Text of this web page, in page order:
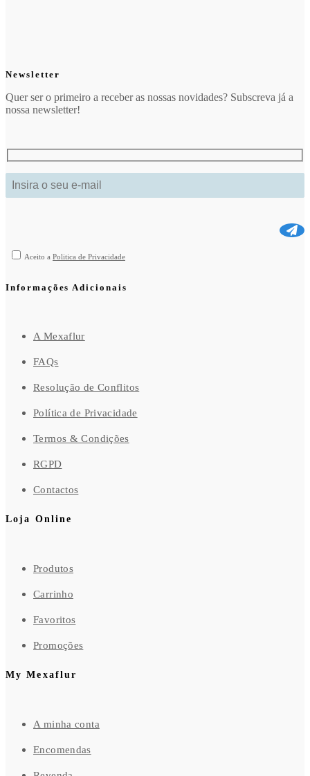
Newsletter
Quer ser o primeiro a receber as nossas novidades? Subscreva já a
nossa newsletter!
Aceito a Politica de Privacidade
Informações Adicionais
A Mexaflur
FAQs
Resolução de Conflitos
Política de Privacidade
Termos & Condições
RGPD
Contactos
Loja Online
Produtos
Carrinho
Favoritos
Promoções
My Mexaflur
A minha conta
Encomendas